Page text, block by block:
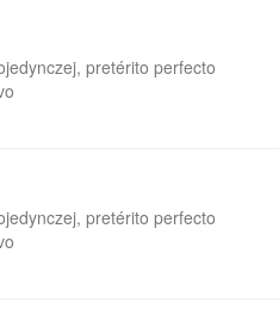
pretérito perfecto
pretérito perfecto